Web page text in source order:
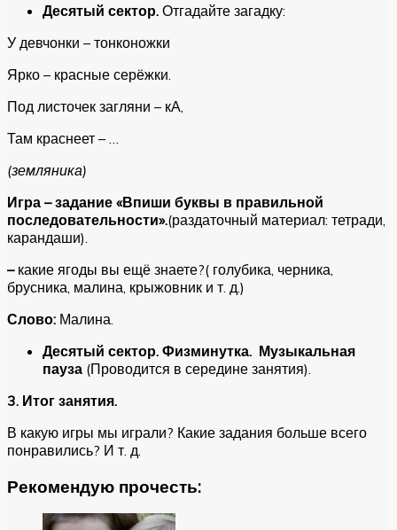
Десятый сектор. Отгадайте загадку:
У девчонки – тонконожки
Ярко – красные серёжки.
Под листочек загляни – кА,
Там краснеет – …
(земляника)
Игра – задание «Впиши буквы в правильной
последовательности».(раздаточный материал: тетради,
карандаши).
–какие ягоды вы ещё знаете?( голубика, черника,
брусника, малина, крыжовник и т. д.)
Слово: Малина.
Десятый сектор. Физминутка. Музыкальная
пауза (Проводится в середине занятия).
3. Итог занятия.
В какую игры мы играли? Какие задания больше всего
понравились? И т. д.
Рекомендую прочесть: